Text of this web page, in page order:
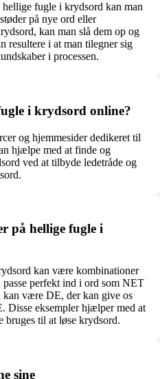
fugle i krydsord kan man
på nye ord eller
kan man slå dem op og
resultere i at man tilegner sig
i processen.
i krydsord online?
og hjemmesider dedikeret til
hjælpe med at finde og
ved at tilbyde ledetråde og
på hellige fugle i
kan være kombinationer
perfekt ind i ord som NET
kan være DE, der kan give os
eksempler hjælper med at
bruges til at løse krydsord.
sine